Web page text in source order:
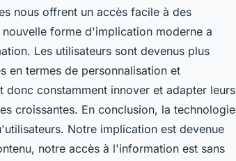
nous offrent un accès facile à des
forme d'implication moderne a
Les utilisateurs sont devenus plus
en termes de personnalisation et
constamment innover et adapter leurs
croissantes. En conclusion, la technologie
Notre implication est devenue
notre accès à l'information est sans